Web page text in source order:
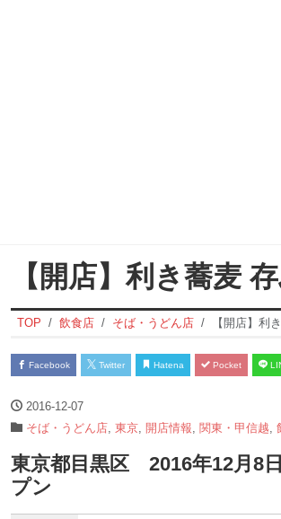
【開店】利き蕎麦
TOP 飲食店 そば・うどん店 【開店】利
Facebook Twitter Hatena Pocket
2016-12-07
そば・うどん店 東京 開店情報 関東・甲信越
東京都目黒区 2016年12月8
プン